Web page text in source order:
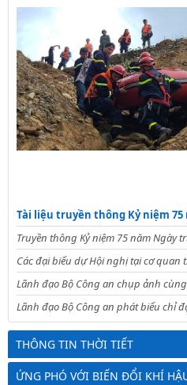
Tài liệu truyền thông Kỷ niệm
Truyền thông Kỷ niệm 75 năm Ngày
Các đại biểu dự Hội nghị tại cơ quan
Lãnh đạo Bộ Công an chụp ảnh
Lãnh đạo Bộ Công an phát biểu chỉ
THÔNG TIN THỜI TIẾT
ỨNG PHÓ VỚI BIẾN ĐỔI KHÍ